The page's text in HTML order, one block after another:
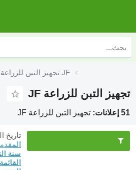
تجهيز التبن للزراعة JF
تجهيز التبن للزراعة JF
51 إعلانات: تجهيز التبن للزراعة JF
تاريخ
سنة
القائمة